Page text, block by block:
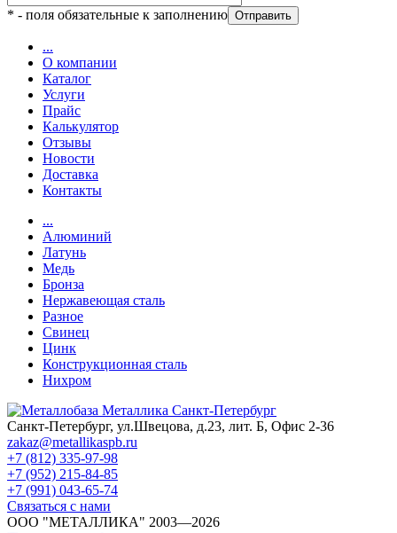
* - поля обязательные к заполнению
...
О компании
Каталог
Услуги
Прайс
Калькулятор
Отзывы
Новости
Доставка
Контакты
...
Алюминий
Латунь
Медь
Бронза
Нержавеющая сталь
Разное
Свинец
Цинк
Конструкционная сталь
Нихром
Санкт-Петербург, ул.Швецова, д.23, лит. Б, Офис 2-36
zakaz@metallikaspb.ru
+7 (812) 335-97-98
+7 (952) 215-84-85
+7 (991) 043-65-74
Связаться с нами
ООО "МЕТАЛЛИКА" 2003—2026